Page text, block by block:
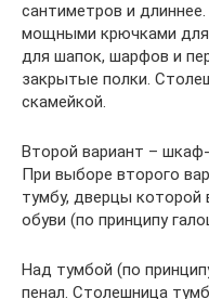
сантиметров и
мощными крючками для
для шапок, шарфов и
закрытые полки.
скамейкой.
Второй вариант –
При выборе второго
тумбу, дверцы которой
обуви (по принципу
Над тумбой (по
пенал. Столешница